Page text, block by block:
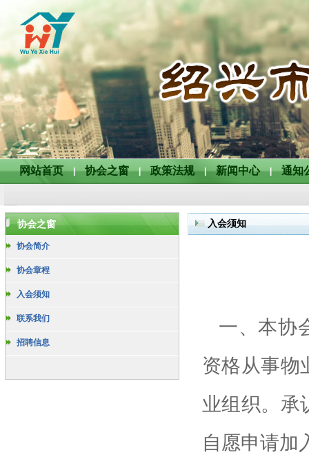
网站首页 | 协会之窗 | 政策法规 | 新闻中心 | 通知
协会之窗
协会简介
协会章程
入会须知
联系我们
招聘信息
入会须知
一、本协
资格从事物
业组织。承
自愿申请加